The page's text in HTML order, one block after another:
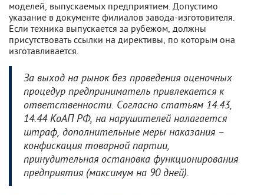
моделей, выпускаемых предприятием. Допустимо
указание в документе филиалов завода-изготовителя.
Если техника выпускается за рубежом, должны
присутствовать ссылки на директивы, по которым она
изготавливается.
За выход на рынок без проведения оценочных
процедур предприниматель привлекается к
ответственности. Согласно статьям 14.43,
14.44 КоАП РФ, на нарушителей налагается
штраф, дополнительные меры наказания –
конфискация товарной партии,
принудительная остановка функционирования
предприятия (максимум на 90 дней).